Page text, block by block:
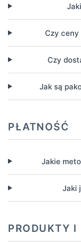
Czy ceny
Czy
Jak są
PŁATNOŚĆ
Jakie
Jaki
PRODUKTY I